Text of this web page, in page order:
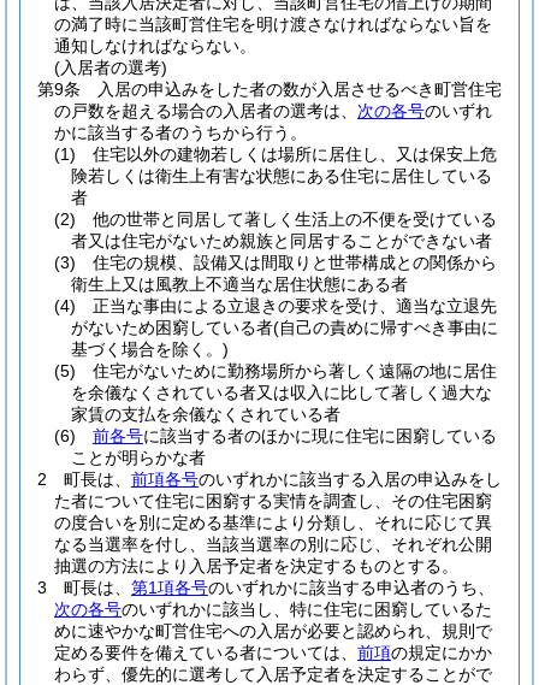
の満了時に当該町営住宅を明け渡さなければならない旨を
通知しなければならない。
(入居者の選考)
第9条
入居の申込みをした者の数が入居させるべき町営住宅
の戸数を超える場合の入居者の選考は、 次の各号のいずれ
かに該当する者のうちから行う。
(1)
住宅以外の建物若しくは場所に居住し、又は保安上危
険若しくは衛生上有害な状態にある住宅に居住している
者
(2)
他の世帯と同居して著しく生活上の不便を受けている
者又は住宅がないため親族と同居することができない者
(3)
住宅の規模、設備又は間取りと世帯構成との関係から
衛生上又は風教上不適当な居住状態にある者
(4)
正当な事由による立退きの要求を受け、適当な立退先
がないため困窮している者(自己の責めに帰すべき事由に
基づく場合を除く。)
(5)
住宅がないために勤務場所から著しく遠隔の地に居住
を余儀なくされている者又は収入に比して著しく過大な
家賃の支払を余儀なくされている者
(6)
前各号に該当する者のほかに現に住宅に困窮している
ことが明らかな者
2
町長は、 前項各号のいずれかに該当する入居の申込みをし
た者について住宅に困窮する実情を調査し、その住宅困窮
の度合いを別に定める基準により分類し、それに応じて異
なる当選率を付し、当該当選率の別に応じ、それぞれ公開
抽選の方法により入居予定者を決定するものとする。
3
町長は、 第1項各号のいずれかに該当する申込者のうち、
次の各号のいずれかに該当し、特に住宅に困窮しているた
めに速やかな町営住宅への入居が必要と認められ、規則で
定める要件を備えている者については、 前項の規定にかか
わらず、優先的に選考して入居予定者を決定することがで